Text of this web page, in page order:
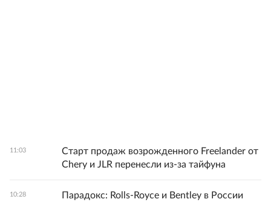
11:03
Старт продаж возрожденного Freelander от
Chery и JLR перенесли из-за тайфуна
10:28
Парадокс: Rolls-Royce и Bentley в России